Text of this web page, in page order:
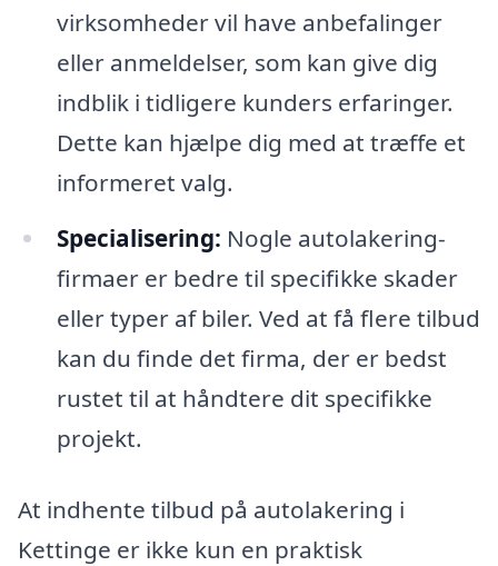
virksomheder vil have anbefalinger
eller anmeldelser, som kan give dig
indblik i tidligere kunders erfaringer.
Dette kan hjælpe dig med at træffe et
informeret valg.
Specialisering: Nogle autolakering-
firmaer er bedre til specifikke skader
eller typer af biler. Ved at få flere tilbud
kan du finde det firma, der er bedst
rustet til at håndtere dit specifikke
projekt.
At indhente tilbud på autolakering i
Kettinge er ikke kun en praktisk